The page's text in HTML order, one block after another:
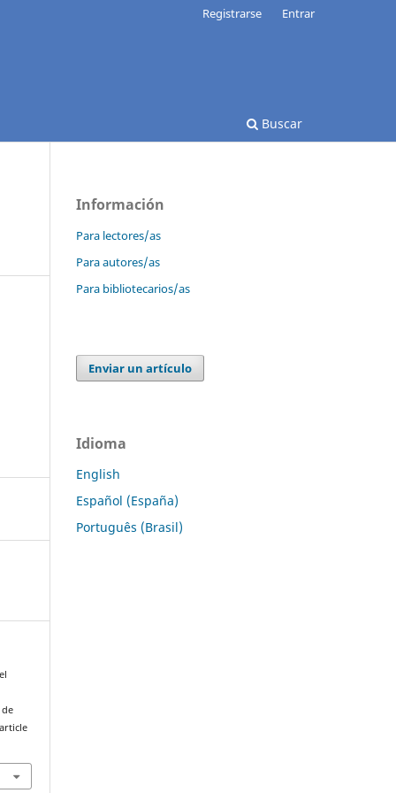
Buscar
Registrarse Entrar
de
Información
Para lectores/as
Para autores/as
Para bibliotecarios/as
Enviar un artículo
Idioma
English
Español (España)
Português (Brasil)